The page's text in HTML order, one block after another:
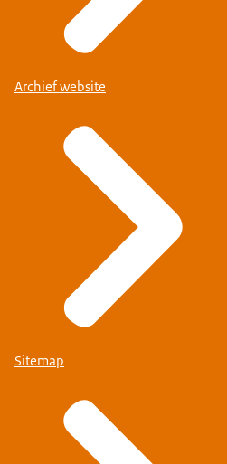
Archief website
Sitemap